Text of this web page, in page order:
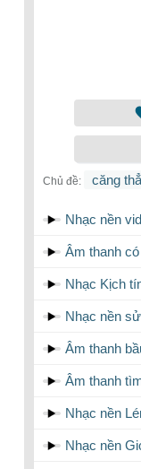
Chủ đề: căng
Nhạc nền
Âm thanh
Nhạc Kịch
Nhạc nền
Âm thanh
Âm thanh
Nhạc nền
Nhạc nền